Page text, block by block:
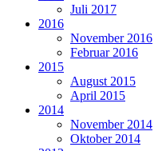
Juli 2017
2016
November 2016
Februar 2016
2015
August 2015
April 2015
2014
November 2014
Oktober 2014